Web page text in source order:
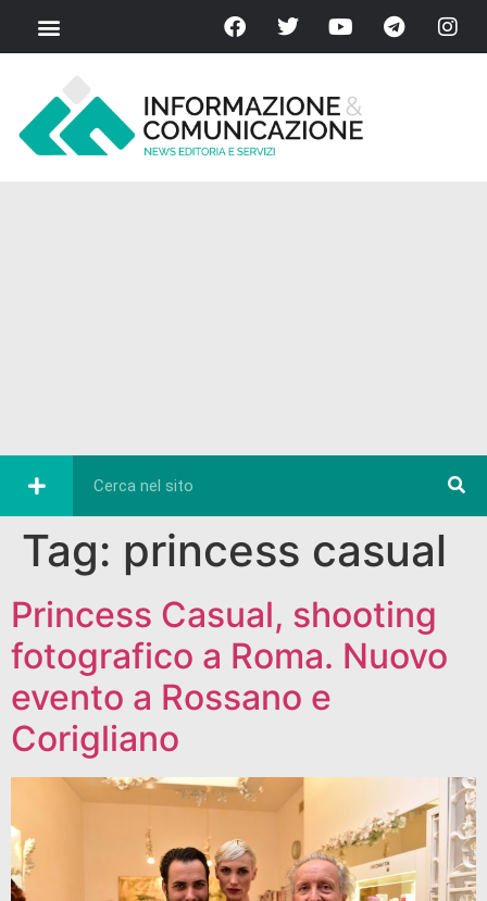
Tag: princess casual
Princess Casual, shooting
fotografico a Roma. Nuovo
evento a Rossano e
Corigliano